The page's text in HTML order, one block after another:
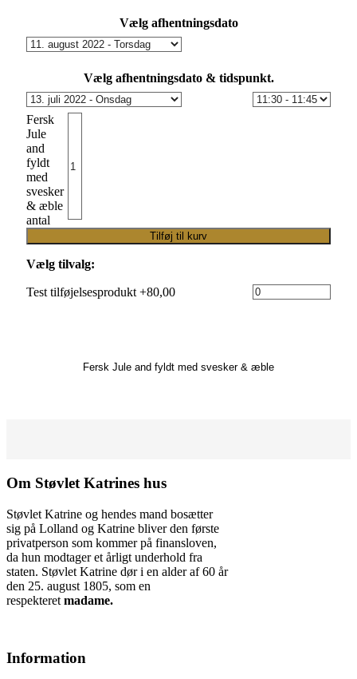
Vælg afhentningsdato
Vælg afhentningsdato & tidspunkt.
Fersk
Jule
and
fyldt
med
svesker
& æble
antal
Tilføj til kurv
Vælg tilvalg:
Test tilføjelsesprodukt +80,00
Fersk Jule and fyldt med svesker & æble
Om Støvlet Katrines hus
Støvlet Katrine og hendes mand bosætter
sig på Lolland og Katrine bliver den første
privatperson som kommer på finansloven,
da hun modtager et årligt underhold fra
staten. Støvlet Katrine dør i en alder af 60 år
den 25. august 1805, som en
respekteret madame.
Information